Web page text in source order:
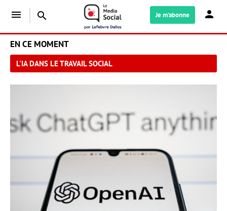
menu search Je m'abonne
EN CE MOMENT
L'IA DANS LE TRAVAIL SOCIAL